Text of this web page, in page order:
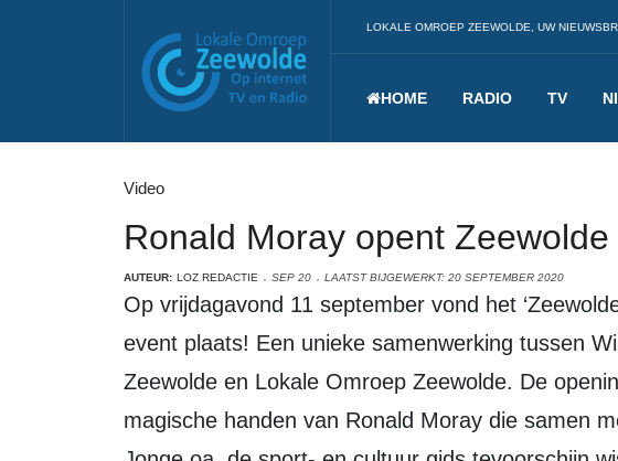
LOKALE OMROEP ZEEWOLDE, UW
HOME RADIO TV
Video
Ronald Moray opent
AUTEUR: LOZ REDACTIE SEP 20 LAATST BIJGEWERKT: 20 SEPTEMBER 2020
Op vrijdagavond 11 september vond het
event plaats! Een unieke samenwerking tussen
Zeewolde en Lokale Omroep Zeewolde. De
magische handen van Ronald Moray die samen